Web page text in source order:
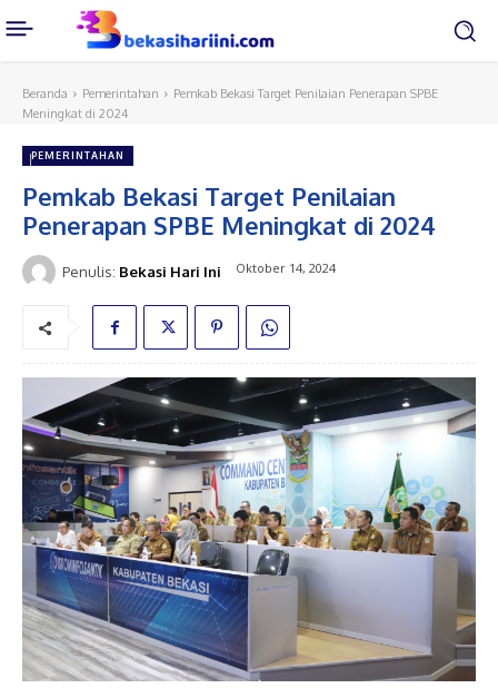
Beranda Pemerintahan
Pemkab Bekasi Target Penilaian Penerapan SPBE
Meningkat di 2024
PEMERINTAHAN
Pemkab Bekasi Target Penilaian
Penerapan SPBE Meningkat di 2024
Penulis: Bekasi Hari Ini Oktober 14, 2024